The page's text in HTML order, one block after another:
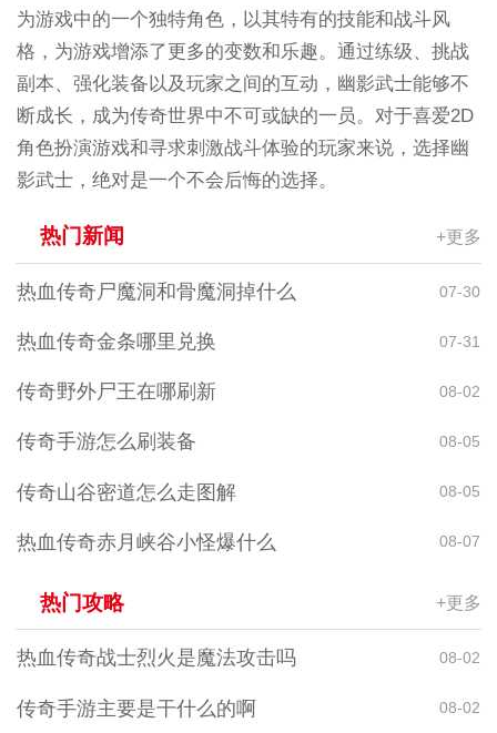
为游戏中的一个独特角色，以其特有的技能和战斗风
格，为游戏增添了更多的变数和乐趣。通过练级、挑战
副本、强化装备以及玩家之间的互动，幽影武士能够不
断成长，成为传奇世界中不可或缺的一员。对于喜爱2D
角色扮演游戏和寻求刺激战斗体验的玩家来说，选择幽
影武士，绝对是一个不会后悔的选择。
热门新闻 +更多
热血传奇尸魔洞和骨魔洞掉什么 07-30
热血传奇金条哪里兑换 07-31
传奇野外尸王在哪刷新 08-02
传奇手游怎么刷装备 08-05
传奇山谷密道怎么走图解 08-05
热血传奇赤月峡谷小怪爆什么 08-07
热门攻略 +更多
热血传奇战士烈火是魔法攻击吗 08-02
传奇手游主要是干什么的啊 08-02